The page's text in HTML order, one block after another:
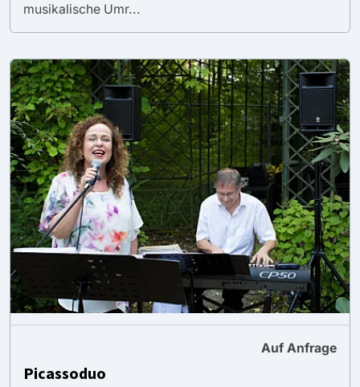
musikalische Umr...
Auf Anfrage
Picassoduo